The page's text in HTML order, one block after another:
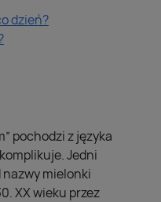
dzień?
pochodzi z języka
Jedni
nazwy mielonki
XX wieku przez